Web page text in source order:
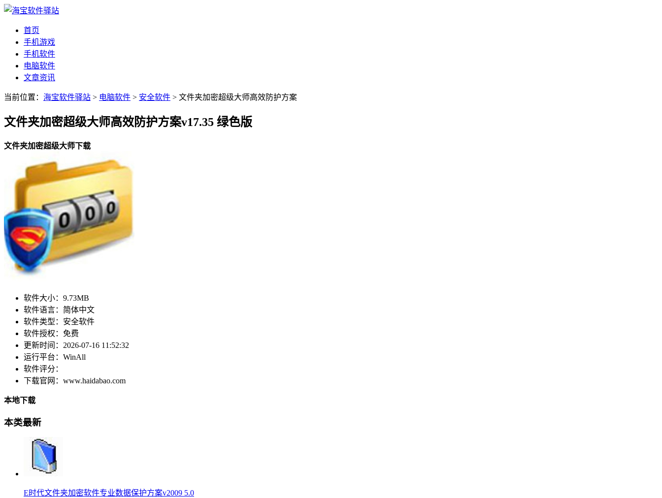
首页
手机游戏
手机软件
电脑软件
文章资讯
当前位置： 海宝软件驿站 > 电脑软件 > 安全软件 > 文件夹加密超级大师高效防护方案
文件夹加密超级大师高效防护方案v17.35 绿色版
文件夹加密超级大师下载
软件大小： 9.73MB
软件语言： 简体中文
软件类型： 安全软件
软件授权： 免费
更新时间： 2026-07-16 11:52:32
运行平台： WinAll
软件评分：
下载官网： www.haidabao.com
本地下载
本类最新
E时代文件夹加密软件专业数据保护方案v2009 5.0